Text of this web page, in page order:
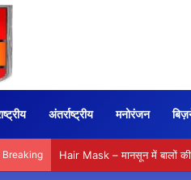
अंतर्राष्ट्रीय मनोरंजन
Breaking Hair Mask – मानसून में बालों